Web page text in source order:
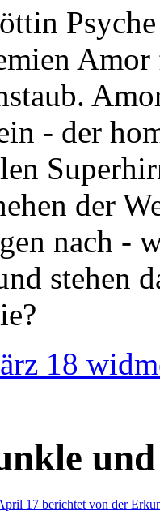
- der
der
nach -
stehen
18
17 berichtet von der